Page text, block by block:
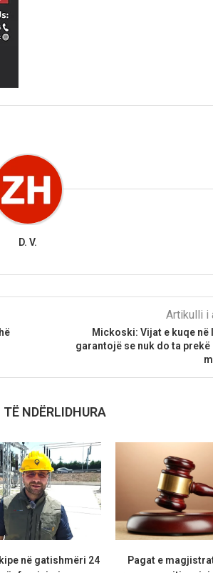
D. V.
Artikulli i
Mickoski: Vijat e kuqe në
garantojë se nuk do ta
NDËRLIDHURA
në gatishmëri 24
Pagat e